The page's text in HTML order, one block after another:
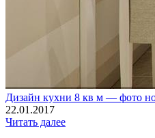
Дизайн кухни 8 кв м — фото
22.01.2017
Читать далее